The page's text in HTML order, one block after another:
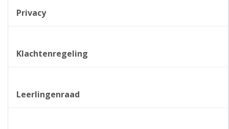
Privacy
Klachtenregeling
Leerlingenraad